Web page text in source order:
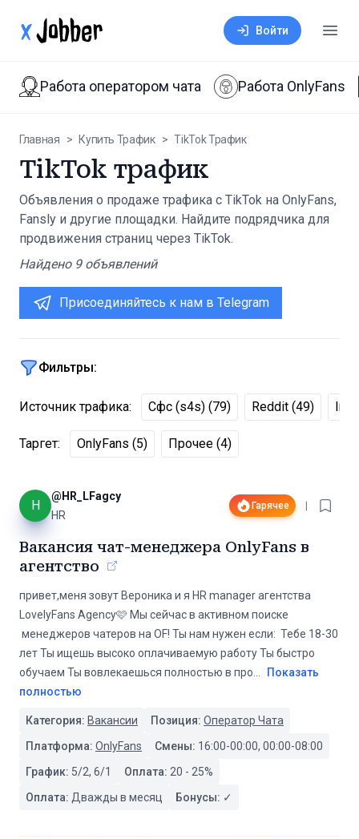
xJobber Войти
Работа оператором чата Работа OnlyFans
Главная > Купить Трафик > TikTok Трафик
TikTok трафик
Объявления о продаже трафика с TikTok на OnlyFans,
Fansly и другие площадки. Найдите подрядчика для
продвижения страниц через TikTok.
Найдено 9объявлений
Присоединяйтесь к нам в Telegram
Фильтры:
Источник трафика: Сфс (s4s) (79) Reddit (49)
Таргет: OnlyFans (5) Прочее (4)
H
@ HR_LFagcy
HR
Гарячее
Вакансия чат-менеджера OnlyFans в
агентство
привет,меня зовут Вероника и я HR manager агентства
LovelyFans Agency🩷 Мы сейчас в активном поиске
менеджеров чатеров на OF! Ты нам нужен если: Тебе 18-30
лет Ты ищешь высоко оплачиваемую работу Ты быстро
обучаем Ты вовлекаешься полностью в про
Показать
полностью
Категория: Вакансии Позиция: Оператор Чата
Платформа: OnlyFans Смены: 16:00-00:00, 00:00-08:00
График: 5/2, 6/1 Оплата: 20 - 25%
Оплата: Дважды в месяц Бонусы: ✓